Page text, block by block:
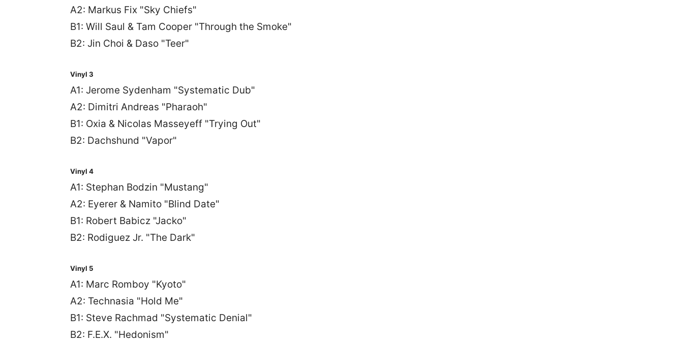
A2: Markus Fix "Sky Chiefs"
B1: Will Saul & Tam Cooper "Through the Smoke"
B2: Jin Choi & Daso "Teer"
Vinyl 3
A1: Jerome Sydenham "Systematic Dub"
A2: Dimitri Andreas "Pharaoh"
B1: Oxia & Nicolas Masseyeff "Trying Out"
B2: Dachshund "Vapor"
Vinyl 4
A1: Stephan Bodzin "Mustang"
A2: Eyerer & Namito "Blind Date"
B1: Robert Babicz "Jacko"
B2: Rodiguez Jr. "The Dark"
Vinyl 5
A1: Marc Romboy "Kyoto"
A2: Technasia "Hold Me"
B1: Steve Rachmad "Systematic Denial"
B2: F.E.X. "Hedonism"